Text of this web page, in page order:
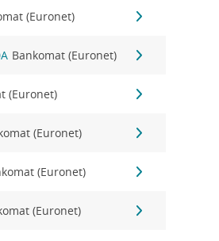
(Euronet)
Bankomat (Euronet)
(Euronet)
(Euronet)
(Euronet)
(Euronet)